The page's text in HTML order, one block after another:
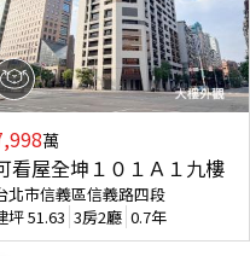
萬
看屋全坤１０１Ａ１九樓
北市信義區信義路四段
坪51.63 3房2廳 0.7年